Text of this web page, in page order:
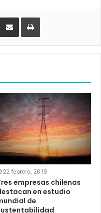
WhatsApp
22 febrero, 2019
empresas chilenas
en estudio
de